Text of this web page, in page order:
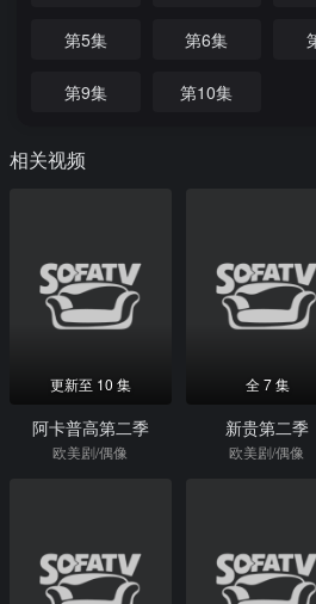
第5集 第6集
第9集 第10集
相关视频
更新至 10 集
阿卡普高第二季
欧美剧/偶像
全 7 集
新贵第二季
欧美剧/偶像